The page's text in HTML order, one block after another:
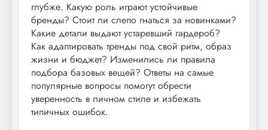
глубже. Какую роль играют устойчивые
бренды? Стоит ли слепо гнаться за новинками?
Какие детали выдают устаревший гардероб?
Как адаптировать тренды под свой ритм, образ
жизни и бюджет? Изменились ли правила
подбора базовых вещей? Ответы на самые
популярные вопросы помогут обрести
уверенность в личном стиле и избежать
типичных ошибок.